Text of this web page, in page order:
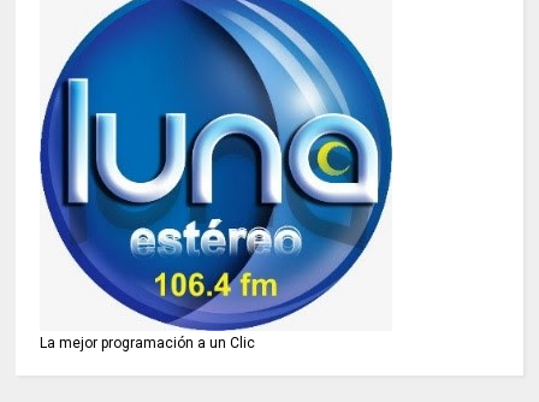
La mejor programación a un Clic